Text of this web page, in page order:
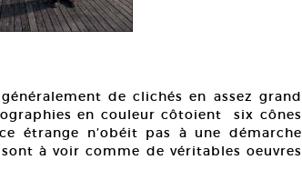
de clichés en assez grand
en couleur côtoient six cônes
étrange n’obéit pas à une démarche
à voir comme de véritables oeuvres